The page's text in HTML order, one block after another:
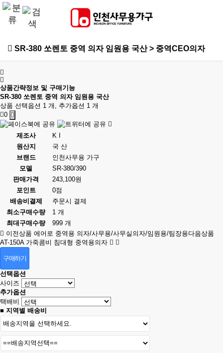
SR-380 쏘렌토 중역 의자 임원용 국산 > 중역CEO의자
상품간략정보 및 구매기능
SR-380 쏘렌토 중역 의자 임원용 국산
상품 선택옵션 1 개, 추가옵션 1 개
0
제조사
K I
원산지
국 산
브랜드
인천사무용 가구
모델
SR-380/390
판매가격
243,100원
포인트
0점
배송비결제
주문시 결제
최소구매수량
1 개
최대구매수량
999 개
이전상품 에어로 중역용 의자/사무용/사무실의자/임원용/팀장용다음상품
AT-150A 가죽콤비 침대형 중역용의자
구매하기
선택옵션
사이즈
추가옵션
택배비
■ 지역별 배송비